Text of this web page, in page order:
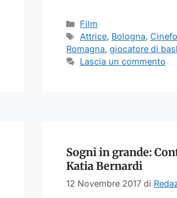
Categorie
Film
Tag
Attrice, Bologna,
Romagna, giocatore di
Lascia un commento
Sogni in grande:
Katia Bernardi
12 Novembre 2017 di